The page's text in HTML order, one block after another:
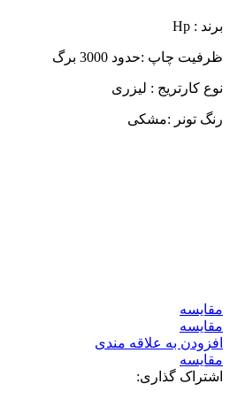
برند : Hp
ظرفیت چاپ :حدود 3000 برگ
نوع کارتریج : لیزری
رنگ تونر :مشکی
مقايسه
مقایسه
افزودن به علاقه مندی
مقایسه
اشتراک گذاری: